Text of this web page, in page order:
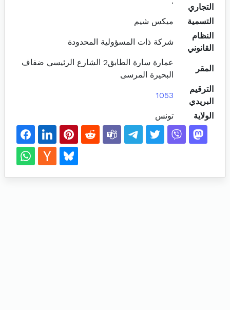
التجاري
التسمية
ميكس شيم
النظام
القانوني
شركة ذات المسؤولية المحدودة
المقر
عمارة سارة الطابق2 الشارع الرئيسي ضفاف
البحيرة المرسى
الترقيم
البريدي
1053
الولاية تونس